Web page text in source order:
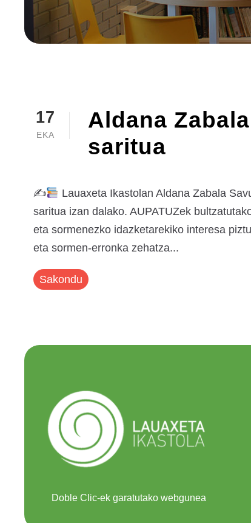
17
EKA
Aldana
saritua
✍
Lauaxeta Ikastolan Aldana Zabala
saritua izan dalako. AUPATUZek
eta sormenezko idazketarekiko interesa
eta sormen-erronka zehatza...
Sakondu
Doble Clic-ek garatutako webgunea